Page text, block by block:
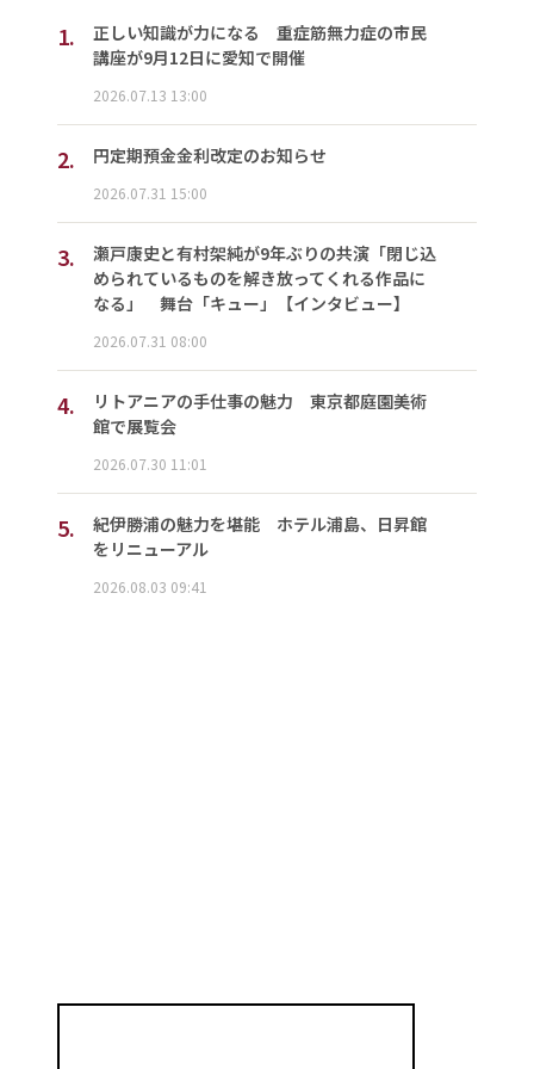
1.
正しい知識が力になる 重症筋無力症の市民
講座が9月12日に愛知で開催
2026.07.13 13:00
2. 円定期預金金利改定のお知らせ
2026.07.31 15:00
3.
瀬戸康史と有村架純が9年ぶりの共演「閉じ込
められているものを解き放ってくれる作品に
なる」 舞台「キュー」【インタビュー】
2026.07.31 08:00
4.
リトアニアの手仕事の魅力 東京都庭園美術
館で展覧会
2026.07.30 11:01
5.
紀伊勝浦の魅力を堪能 ホテル浦島、日昇館
をリニューアル
2026.08.03 09:41